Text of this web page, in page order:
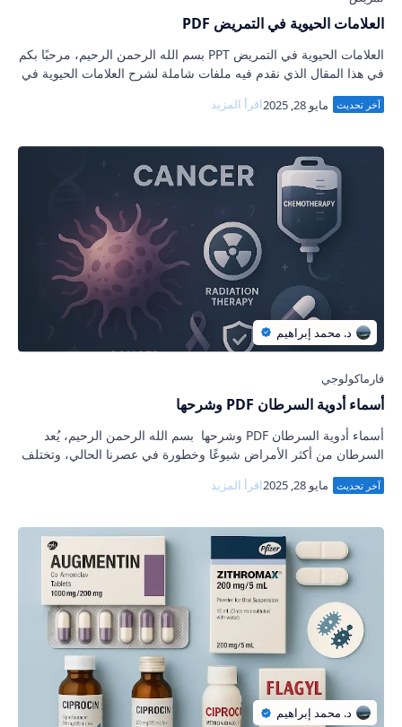
العلامات الحيوية في التمريض PDF
العلامات الحيوية في التمريض PPT بسم الله الرحمن الرحيم، مرحبًا بكم
في هذا المقال الذي نقدم فيه ملفات شاملة لشرح العلامات الحيوية في
التمريض PDF، متاح…
أسماء أدوية السرطان PDF وشرحها
أسماء أدوية السرطان PDF وشرحها بسم الله الرحمن الرحيم، يُعد
السرطان من أكثر الأمراض شيوعًا وخطورة في عصرنا الحالي، وتختلف